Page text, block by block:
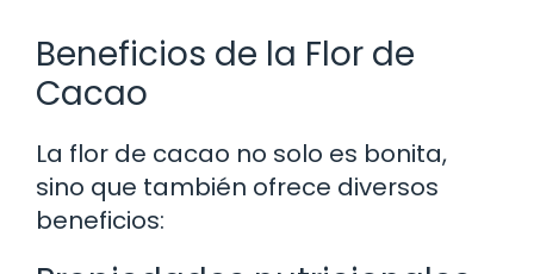
Beneficios de la Flor de
Cacao
La flor de cacao no solo es bonita,
sino que también ofrece diversos
beneficios: